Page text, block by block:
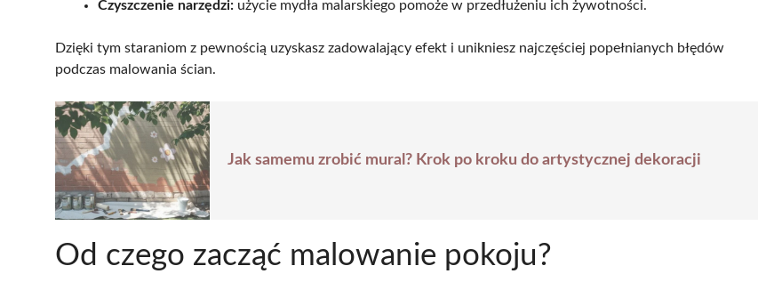
Czyszczenie narzędzi: użycie mydła malarskiego pomoże w przedłużeniu ich żywotności.
Dzięki tym staraniom z pewnością uzyskasz zadowalający efekt i unikniesz najczęściej popełnianych błędów
podczas malowania ścian.
Jak samemu zrobić mural? Krok po kroku do artystycznej dekoracji
Od czego zacząć malowanie pokoju?